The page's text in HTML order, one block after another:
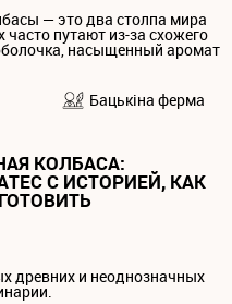
— это два столпа мира
путают из-за схожего
насыщенный аромат
Бацькiна ферма
КОЛБАСА:
С ИСТОРИЕЙ, КАК
древних и неоднозначных